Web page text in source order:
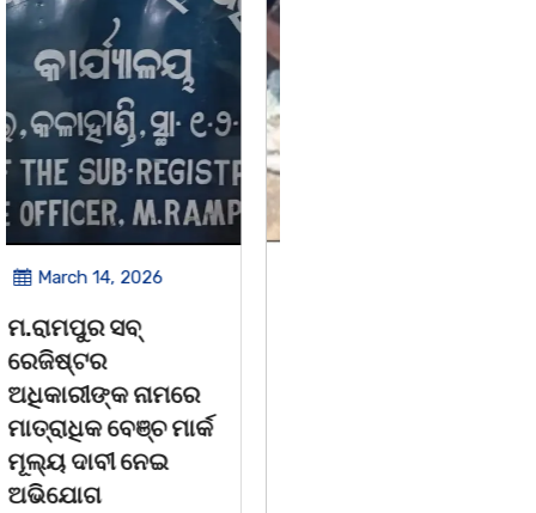
March 14, 2026
ଚିତାବାଘ ର ନଖ ଜବତ
ତିନି ଯୁବକ ଗିରଫ ଓ
କୋର୍ଟ ଚାଲାଣ
କଳାହାଣ୍ଡି,୧୪|୩(ପ୍ୟାରିଲାଲ
ଦୁର୍ଗା ଙ୍କ ରିପୋର୍ଟ):ବେଆଇନ